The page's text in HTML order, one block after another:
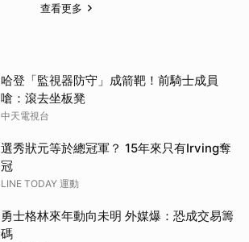
查看更多
哈登「監視器防守」成箭靶！前騎士成員
嗆：滾去坐板凳
中天電視台
選秀狀元等於總冠軍？ 15年來只有Irving奪
冠
LINE TODAY 運動
勇士格林來年動向未明 外媒爆：恐成交易籌
碼